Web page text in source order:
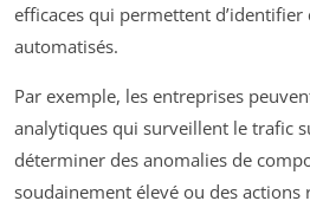
efficaces qui permettent
automatisés.
Par exemple, les entreprises
analytiques qui surveillent le trafic
déterminer des anomalies de
soudainement élevé ou des actions